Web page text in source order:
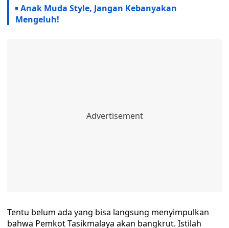
Anak Muda Style, Jangan Kebanyakan
Mengeluh!
Tentu belum ada yang bisa langsung menyimpulkan
bahwa Pemkot Tasikmalaya akan bangkrut. Istilah